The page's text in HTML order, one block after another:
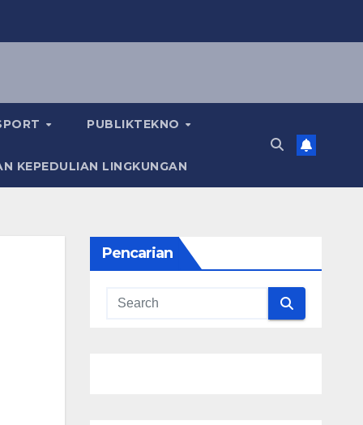
PUBLIKTEKNO
KEPEDULIAN LINGKUNGAN
Pencarian